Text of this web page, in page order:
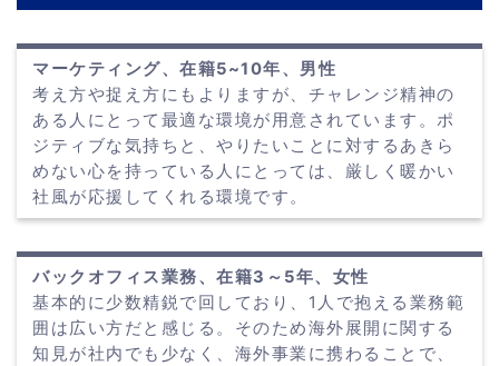
マーケティング、在籍5~10年、男性
考え方や捉え方にもよりますが、チャレンジ精神の
ある人にとって最適な環境が用意されています。ポ
ジティブな気持ちと、やりたいことに対するあきら
めない心を持っている人にとっては、厳しく暖かい
社風が応援してくれる環境です。
バックオフィス業務、在籍3～5年、女性
基本的に少数精鋭で回しており、1人で抱える業務範
囲は広い方だと感じる。そのため海外展開に関する
知見が社内でも少なく、海外事業に携わることで、